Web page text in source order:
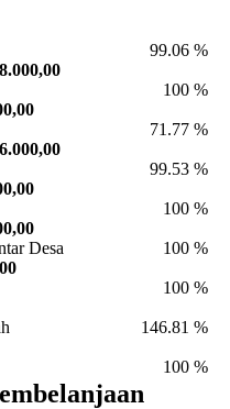
99.06 %
100 %
71.77 %
99.53 %
100 %
100 %
Desa
100 %
146.81 %
100 %